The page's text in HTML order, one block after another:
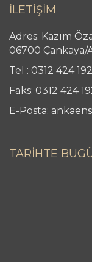
İLETİŞİM
Adres: Kazım
06700 Çankaya/
Tel : 0312 424
Faks: 0312 424
E-Posta:
TARİHTE